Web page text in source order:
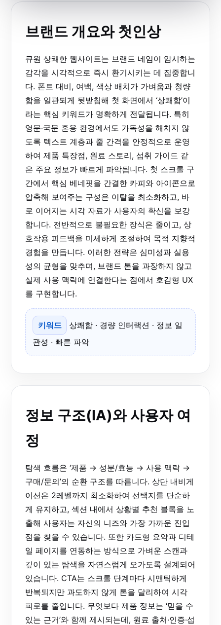
브랜드 개요와 첫인상
큐원 상쾌한 웹사이트는 브랜드 네임이 암시하는
감각을 시각적으로 즉시 환기시키는 데 집중합니
다. 폰트 대비, 여백, 색상 배치가 가벼움과 청량
함을 일관되게 뒷받침해 첫 화면에서 ‘상쾌함’이
라는 핵심 키워드가 명확하게 전달됩니다. 특히
영문·국문 혼용 환경에서도 가독성을 해치지 않
도록 텍스트 계층과 줄 간격을 안정적으로 운영
하여 제품 특장점, 원료 스토리, 섭취 가이드 같
은 주요 정보가 빠르게 파악됩니다. 첫 스크롤 구
간에서 핵심 베네핏을 간결한 카피와 아이콘으로
압축해 보여주는 구성은 이탈을 최소화하고, 바
로 이어지는 시각 자료가 사용자의 확신을 보강
합니다. 전반적으로 불필요한 장식은 줄이고, 상
호작용 피드백을 미세하게 조절하여 목적 지향적
경험을 만듭니다. 이러한 전략은 심미성과 실용
성의 균형을 맞추며, 브랜드 톤을 과장하지 않고
실제 사용 맥락에 연결한다는 점에서 호감형 UX
를 구현합니다.
키워드
상쾌함 · 경량 인터랙션 · 정보 일
관성 · 빠른 파악
정보 구조(IA)와 사용자 여
정
탐색 흐름은 ‘제품 → 성분/효능 → 사용 맥락 →
구매/문의’의 순환 구조를 따릅니다. 상단 내비게
이션은 2레벨까지 최소화하여 선택지를 단순하
게 유지하고, 섹션 내에서 상황별 추천 블록을 노
출해 사용자는 자신의 니즈와 가장 가까운 진입
점을 찾을 수 있습니다. 또한 카드형 요약과 디테
일 페이지를 연동하는 방식으로 가벼운 스캔과
깊이 있는 탐색을 자연스럽게 오가도록 설계되어
있습니다. CTA는 스크롤 단계마다 시맨틱하게
반복되지만 과도하지 않게 톤을 달리하여 시각
피로를 줄입니다. 무엇보다 제품 정보는 ‘믿을 수
있는 근거’와 함께 제시되는데, 원료 출처·인증·섭